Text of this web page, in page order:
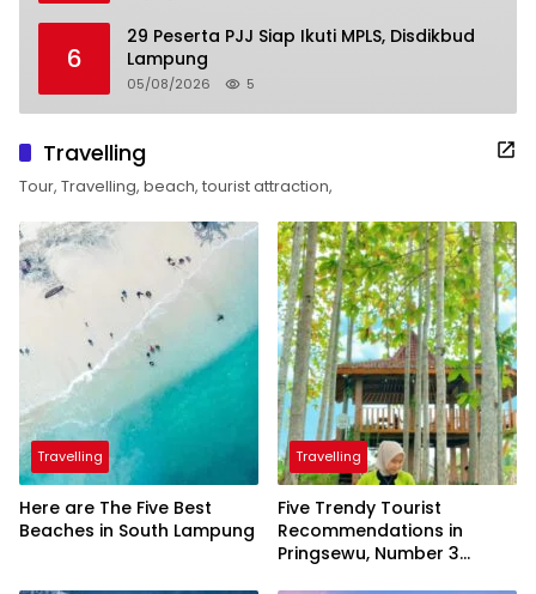
6
29 Peserta PJJ Siap Ikuti MPLS, Disdikbud
Lampung
05/08/2026 5
Travelling
Tour, Travelling, beach, tourist attraction,
Travelling
Here are The Five Best
Beaches in South Lampung
Travelling
Five Trendy Tourist
Recommendations in
Pringsewu, Number 3